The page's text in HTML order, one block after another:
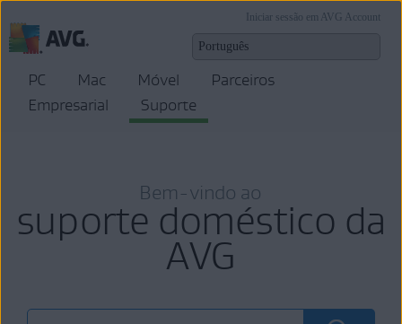
Iniciar sessão em AVG Account
PC Mac Móvel
Parceiros
Empresarial
Suporte
Bem-vindo ao
suporte doméstico da
AVG